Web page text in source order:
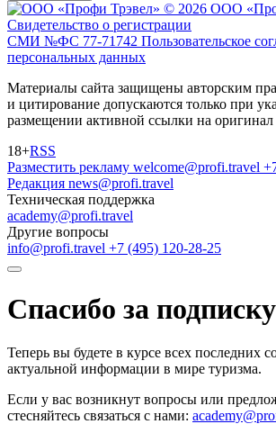
© 2026 ООО
Свидетельство о регистрации
СМИ №ФС 77-71742 Пользовательское
персональных данных
Материалы сайта защищены авторским
и цитирование допускаются только при
размещении активной ссылки на
18+RSS
Разместить рекламу welcome@profi.travel
Редакция news@profi.travel
Техническая поддержка
academy@profi.travel
Другие вопросы
info@profi.travel +7 (495) 120-28-25
Спасибо за
Теперь вы будете в курсе всех последних
актуальной информации в мире туризма.
Если у вас возникнут вопросы или
стесняйтесь связаться с нами: